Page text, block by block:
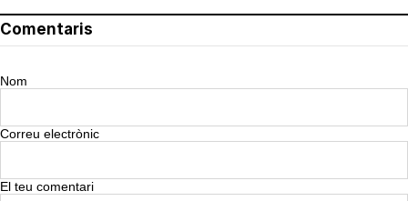
Comentaris
Nom
Correu electrònic
El teu comentari